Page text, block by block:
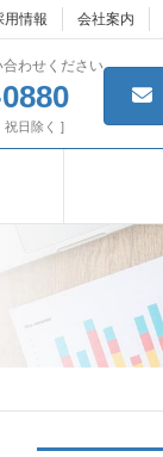
用情報 会社案内
わせください
祝日除く ]